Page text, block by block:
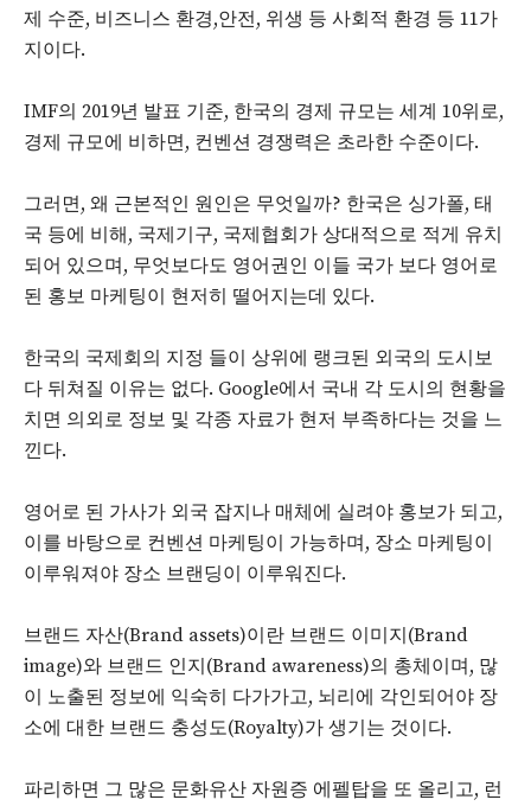
제 수준, 비즈니스 환경,안전, 위생 등 사회적 환경 등 11가
지이다.
IMF의 2019년 발표 기준, 한국의 경제 규모는 세계 10위로,
경제 규모에 비하면, 컨벤션 경쟁력은 초라한 수준이다.
그러면, 왜 근본적인 원인은 무엇일까? 한국은 싱가폴, 태
국 등에 비해, 국제기구, 국제협회가 상대적으로 적게 유치
되어 있으며, 무엇보다도 영어권인 이들 국가 보다 영어로
된 홍보 마케팅이 현저히 떨어지는데 있다.
한국의 국제회의 지정 들이 상위에 랭크된 외국의 도시보
다 뒤쳐질 이유는 없다. Google에서 국내 각 도시의 현황을
치면 의외로 정보 및 각종 자료가 현저 부족하다는 것을 느
낀다.
영어로 된 가사가 외국 잡지나 매체에 실려야 홍보가 되고,
이를 바탕으로 컨벤션 마케팅이 가능하며, 장소 마케팅이
이루워져야 장소 브랜딩이 이루워진다.
브랜드 자산(Brand assets)이란 브랜드 이미지(Brand
image)와 브랜드 인지(Brand awareness)의 총체이며, 많
이 노출된 정보에 익숙히 다가가고, 뇌리에 각인되어야 장
소에 대한 브랜드 충성도(Royalty)가 생기는 것이다.
파리하면 그 많은 문화유산 자원증 에펠탑을 또 올리고, 런